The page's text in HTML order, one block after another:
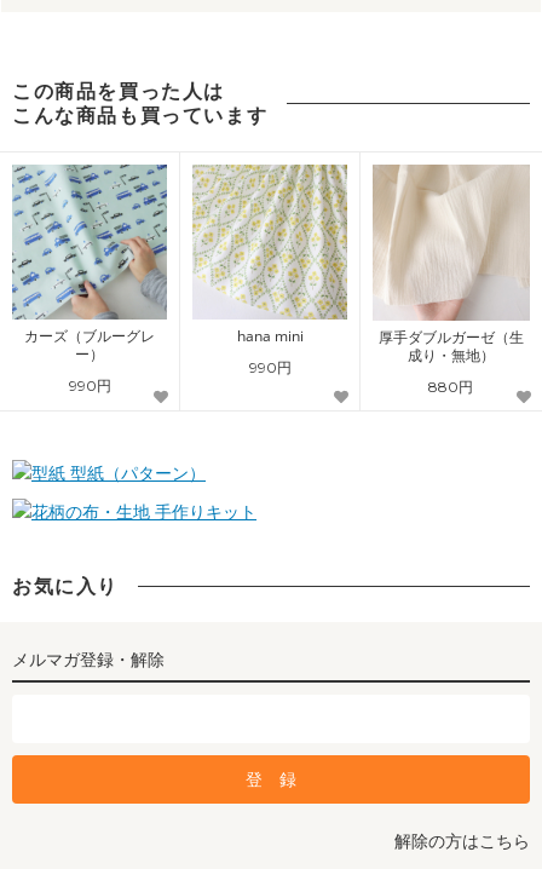
この商品を買った人は
こんな商品も買っています
カーズ（ブルーグレ
ー）
990円
hana mini
990円
厚手ダブルガーゼ（生
成り・無地）
880円
型紙（パターン）
手作りキット
お気に入り
メルマガ登録・解除
解除の方はこちら